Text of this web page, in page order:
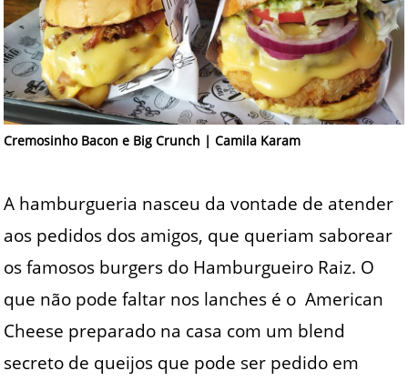
Cremosinho Bacon e Big Crunch | Camila Karam
A hamburgueria nasceu da vontade de atender
aos pedidos dos amigos, que queriam saborear
os famosos burgers do Hamburgueiro Raiz. O
que não pode faltar nos lanches é o American
Cheese preparado na casa com um blend
secreto de queijos que pode ser pedido em